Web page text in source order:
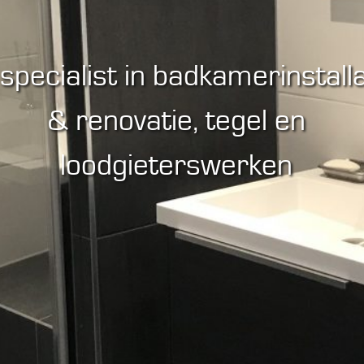
in
& renovatie, tegel en
loodgieterswerken